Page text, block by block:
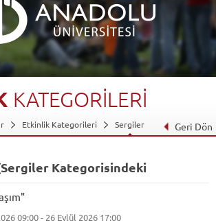
KATEGORİLERİ
Etkinlik Kategorileri Sergiler Geri Dön
Kategorisindeki
09:00 - 26 Eylül 2026 17:00